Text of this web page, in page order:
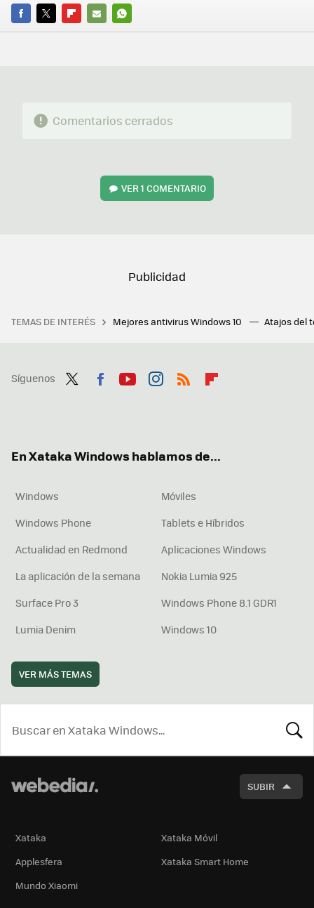
FACEBOOK
TWITTERFLIPBOARD
E-
WHATSAPP
Comentarios cerrados
VER1 COMENTARIO
TEMAS DE INTERÉS Mejores antivirus Windows 10 Atajos del
Síguenos
En Xataka Windows hablamos de...
Windows
Móviles
Windows Phone
Tablets e Híbridos
Actualidad en Redmond
Aplicaciones Windows
La aplicación de la semana
Nokia Lumia 925
Surface Pro 3
Windows Phone 8.1 GDR1
Lumia Denim
Windows 10
VER MÁS TEMAS
SUBIR
Xataka
Xataka Móvil
Applesfera
Xataka Smart Home
Mundo Xiaomi